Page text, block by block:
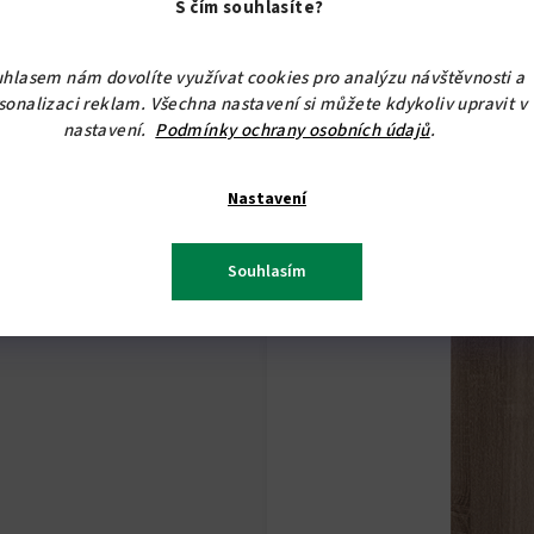
S čím souhlasíte?
nám dovolíte využívat cookies pro analýzu návštěvnosti a
reklam. Všechna nastavení si můžete kdykoliv upravit v
nastavení. Podmínky ochrany osobních údajů.
Nastavení
Souhlasím